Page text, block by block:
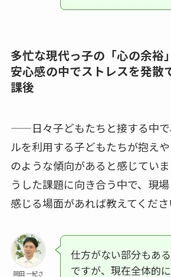
多忙な現代っ子の「心の余裕
安心感の中でストレスを発散
課後
——日々子どもたちと接する中で
ルを利用する子どもたちが抱え
のような傾向があると感じてい
うした課題に向き合う中で、現
感じる場面があれば教えてくださ
岡田 一紀さ
仕方がない部分もあ
ですが、現在全体的